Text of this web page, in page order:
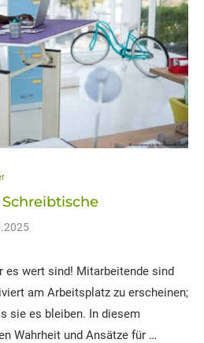
es wert sind! Mitarbeitende sind
am Arbeitsplatz zu erscheinen;
sie es bleiben. In diesem
Wahrheit und Ansätze für …